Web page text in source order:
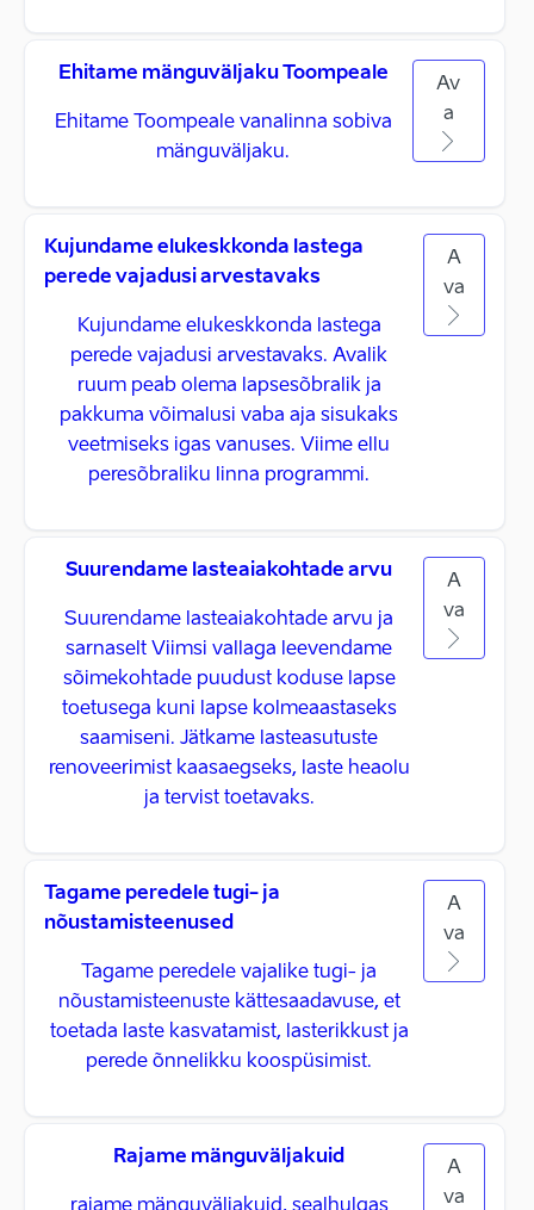
Ehitame mänguväljaku Toompeale
Ehitame Toompeale vanalinna sobiva
mänguväljaku.
Av
a
Kujundame elukeskkonda lastega
perede vajadusi arvestavaks
Kujundame elukeskkonda lastega
perede vajadusi arvestavaks. Avalik
ruum peab olema lapsesõbralik ja
pakkuma võimalusi vaba aja sisukaks
veetmiseks igas vanuses. Viime ellu
peresõbraliku linna programmi.
A
va
Suurendame lasteaiakohtade arvu
Suurendame lasteaiakohtade arvu ja
sarnaselt Viimsi vallaga leevendame
sõimekohtade puudust koduse lapse
toetusega kuni lapse kolmeaastaseks
saamiseni. Jätkame lasteasutuste
renoveerimist kaasaegseks, laste heaolu
ja tervist toetavaks.
A
va
Tagame peredele tugi- ja
nõustamisteenused
Tagame peredele vajalike tugi- ja
nõustamisteenuste kättesaadavuse, et
toetada laste kasvatamist, lasterikkust ja
perede õnnelikku koospüsimist.
A
va
Rajame mänguväljakuid
A
va